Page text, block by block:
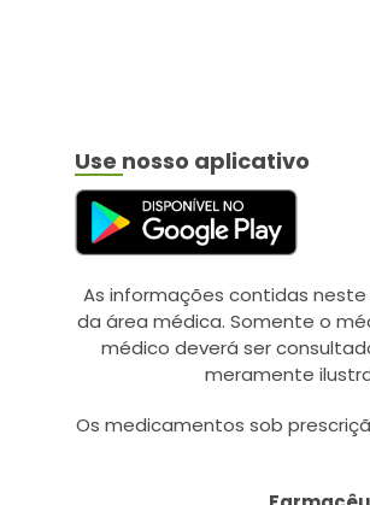
Use nosso aplicativo
As informações contidas
da área médica. Somente o
médico deverá ser
meramente
Os medicamentos sob